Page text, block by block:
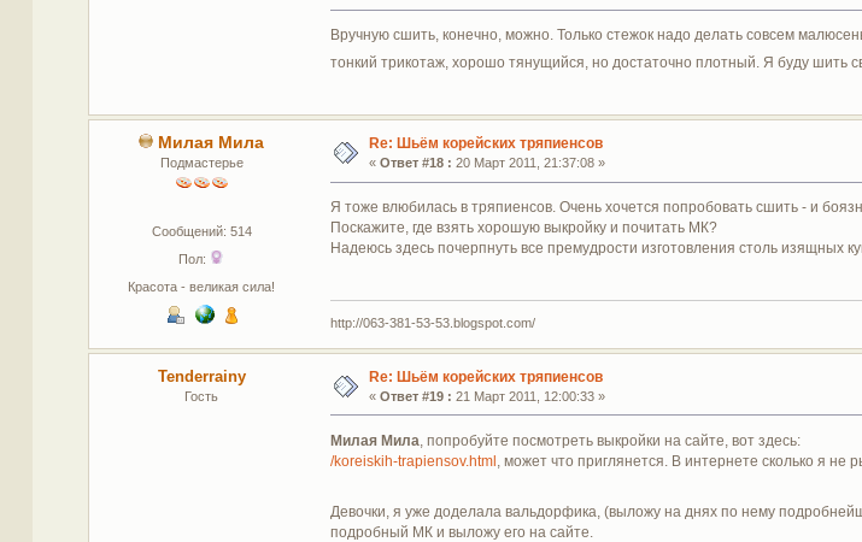
Вручную сшить, конечно, можно. Только стежок надо делать совсем
тонкий трикотаж, хорошо тянущийся, но достаточно плотный. Я буду шить
Милая Мила
Подмастерье
Сообщений: 514
Пол:
Красота - великая сила!
Re: Шьём корейских тряпиенсов
« Ответ #18 : 20 Март 2011, 21:37:08 »
Я тоже влюбилась в тряпиенсов. Очень хочется попробовать сшить - и
Поскажите, где взять хорошую выкройку и почитать МК?
Надеюсь здесь почерпнуть все премудрости изготовления столь изящных
http://063-381-53-53.blogspot.com/
Tenderrainy
Гость
Re: Шьём корейских тряпиенсов
« Ответ #19 : 21 Март 2011, 12:00:33 »
Милая Мила , попробуйте посмотреть выкройки на сайте, вот здесь:
/koreiskih-trapiensov.html , может что приглянется. В интернете сколько я
Девочки, я уже доделала вальдорфика, (выложу на днях по нему
подробный МК и выложу его на сайте.